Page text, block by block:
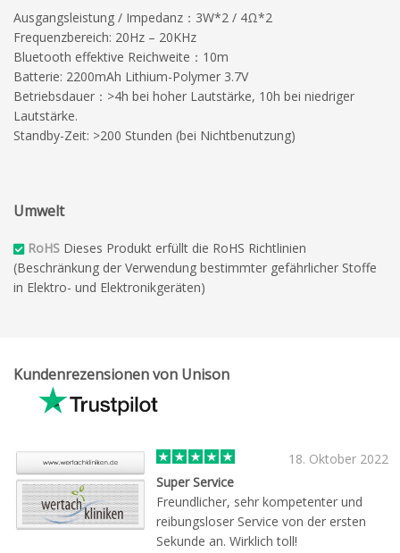
Ausgangsleistung / Impedanz：3W*2 / 4Ω*2
Frequenzbereich: 20Hz – 20KHz
Bluetooth effektive Reichweite：10m
Batterie: 2200mAh Lithium-Polymer 3.7V
Betriebsdauer：>4h bei hoher Lautstärke, 10h bei niedriger
Lautstärke.
Standby-Zeit: >200 Stunden (bei Nichtbenutzung)
Umwelt
RoHS Dieses Produkt erfüllt die RoHS Richtlinien
(Beschränkung der Verwendung bestimmter gefährlicher Stoffe
in Elektro- und Elektronikgeräten)
Kundenrezensionen von Unison
18. Oktober 2022
Super Service
Freundlicher, sehr kompetenter und
reibungsloser Service von der ersten
Sekunde an. Wirklich toll!